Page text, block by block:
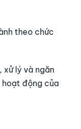
theo chức
lý và ngăn
hoạt động của